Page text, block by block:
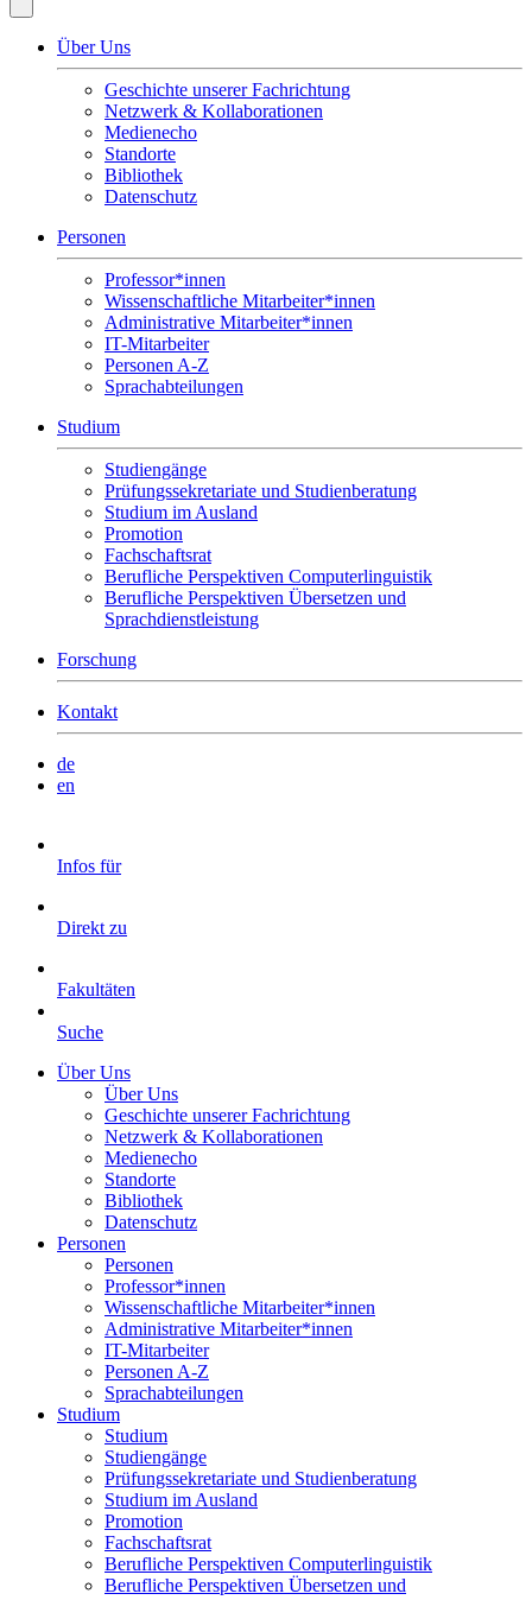
Über Uns
Geschichte unserer Fachrichtung
Netzwerk & Kollaborationen
Medienecho
Standorte
Bibliothek
Datenschutz
Personen
Professor*innen
Wissenschaftliche Mitarbeiter*innen
Administrative Mitarbeiter*innen
IT-Mitarbeiter
Personen A-Z
Sprachabteilungen
Studium
Studiengänge
Prüfungssekretariate und Studienberatung
Studium im Ausland
Promotion
Fachschaftsrat
Berufliche Perspektiven Computerlinguistik
Berufliche Perspektiven Übersetzen und
Sprachdienstleistung
Forschung
Kontakt
de
en
Infos für
Direkt zu
Fakultäten
Suche
Über Uns
Über Uns
Geschichte unserer Fachrichtung
Netzwerk & Kollaborationen
Medienecho
Standorte
Bibliothek
Datenschutz
Personen
Personen
Professor*innen
Wissenschaftliche Mitarbeiter*innen
Administrative Mitarbeiter*innen
IT-Mitarbeiter
Personen A-Z
Sprachabteilungen
Studium
Studium
Studiengänge
Prüfungssekretariate und Studienberatung
Studium im Ausland
Promotion
Fachschaftsrat
Berufliche Perspektiven Computerlinguistik
Berufliche Perspektiven Übersetzen und